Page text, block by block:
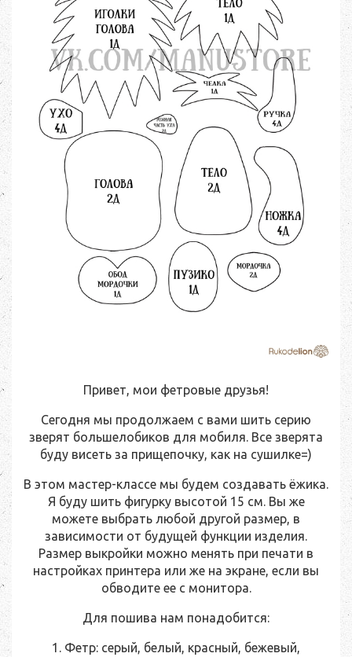
Привет, мои фетровые друзья!
Сегодня мы продолжаем с вами шить серию
зверят большелобиков для мобиля. Все зверята
буду висеть за прищепочку, как на сушилке=)
В этом мастер-классе мы будем создавать ёжика.
Я буду шить фигурку высотой 15 см. Вы же
можете выбрать любой другой размер, в
зависимости от будущей функции изделия.
Размер выкройки можно менять при печати в
настройках принтера или же на экране, если вы
обводите ее с монитора.
Для пошива нам понадобится:
1. Фетр: серый, белый, красный, бежевый,